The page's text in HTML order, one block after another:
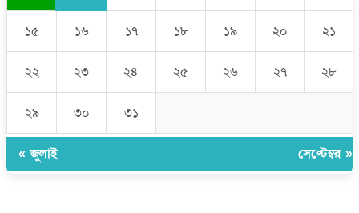
১৫ ১৬ ১৭ ১৮ ১৯ ২০ ২১
২২ ২৩ ২৪ ২৫ ২৬ ২৭ ২৮
২৯ ৩০ ৩১
« জুলাই সেপ্টেম্বর »